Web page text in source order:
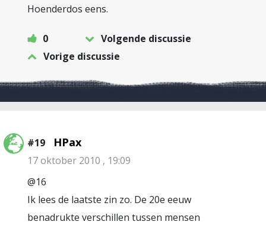
Hoenderdos eens.
0
Volgende discussie
Vorige discussie
#19 HPax
17 oktober 2010 , 19:09
@16
Ik lees de laatste zin zo. De 20e eeuw
benadrukte verschillen tussen mensen